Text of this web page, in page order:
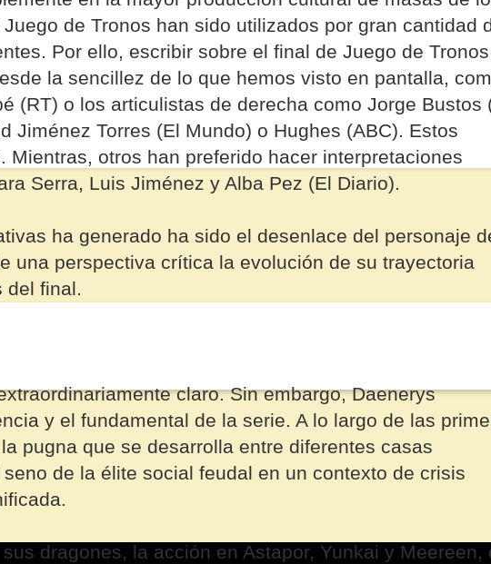
de Tronos han sido utilizados por gran cantidad
Por ello, escribir sobre el final de Juego de
la sencillez de lo que hemos visto en pantalla,
(RT) o los articulistas de derecha como Jorge Bustos
Jiménez Torres (El Mundo) o Hughes (ABC). Estos
otros han preferido hacer interpretaciones
Serra, Luis Jiménez y Alba Pez (El Diario).
ha generado ha sido el desenlace del personaje
una perspectiva crítica la evolución de su trayectoria
del final.
claro. Sin embargo, Daenerys
y el fundamental de la serie. A lo largo de las
pugna que se desarrolla entre diferentes casas
de la élite social feudal en un contexto de crisis
dragones, la acción en Astapor, Yunkai y Meereen,